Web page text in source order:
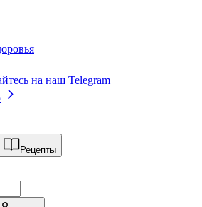
на наш Telegram
Рецепты